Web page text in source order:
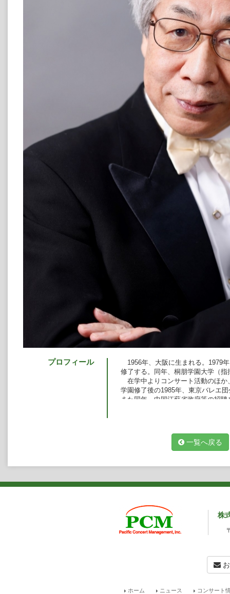
プロフィール
1956年、大阪に生まれる。1979
修了する。同年、桐朋学園大学（
在学中よりコンサート活動のほ
学園修了後の1985年、東京バレエ
また同年、中国江蘇省政府等の招
ック管弦楽団、神奈川フィルハー
広島交響楽団、九州交響楽団など
また、後進の育成やアマチュアの
現在、東京ミュージック＆メディ
一覧へ戻る
株
ホーム ニュース コンサート